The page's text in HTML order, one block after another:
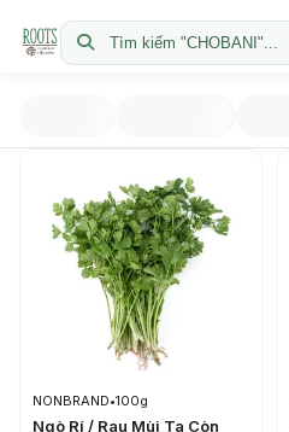
Tìm kiếm "CHOBANI"...
NONBRAND•100g
Ngò Rí / Rau Mùi Ta Còn